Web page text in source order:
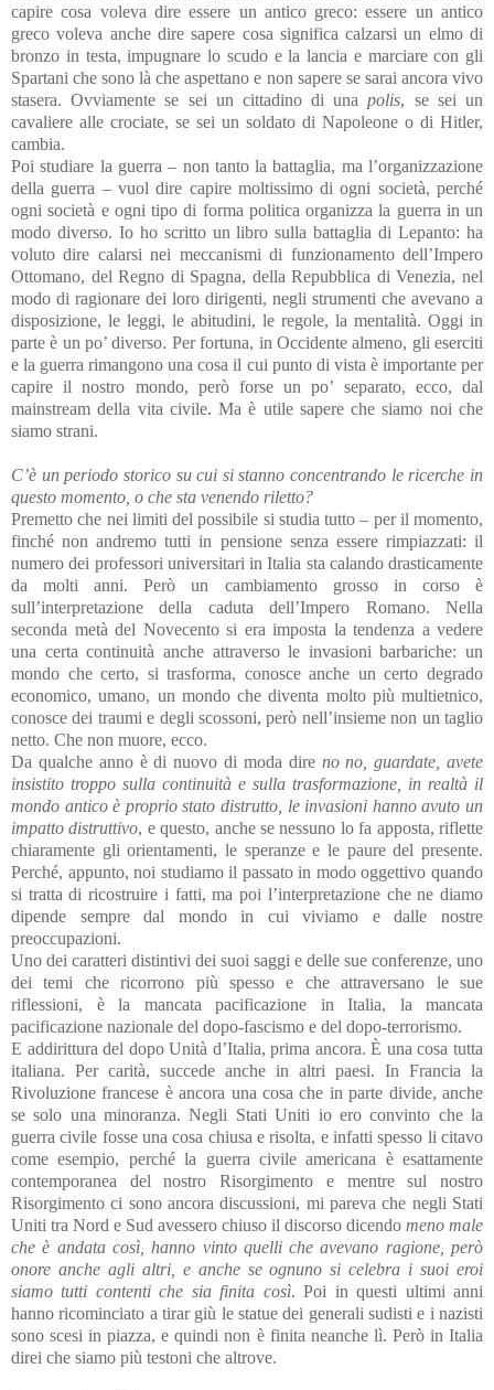
capire cosa voleva dire essere un antico greco: essere un antico
greco voleva anche dire sapere cosa significa calzarsi un elmo di
bronzo in testa, impugnare lo scudo e la lancia e marciare con gli
Spartani che sono là che aspettano e non sapere se sarai ancora vivo
stasera. Ovviamente se sei un cittadino di unapolis, se sei un
cavaliere alle crociate, se sei un soldato di Napoleone o di Hitler,
cambia.
Poi studiare la guerra – non tanto la battaglia, ma l’organizzazione
della guerra – vuol dire capire moltissimo di ogni società, perché
ogni società e ogni tipo di forma politica organizza la guerra in un
modo diverso. Io ho scritto un libro sulla battaglia di Lepanto: ha
voluto dire calarsi nei meccanismi di funzionamento dell’Impero
Ottomano, del Regno di Spagna, della Repubblica di Venezia, nel
modo di ragionare dei loro dirigenti, negli strumenti che avevano a
disposizione, le leggi, le abitudini, le regole, la mentalità. Oggi in
parte è un po’ diverso. Per fortuna, in Occidente almeno, gli eserciti
e la guerra rimangono una cosa il cui punto di vista è importante per
capire il nostro mondo, però forse un po’ separato, ecco, dal
mainstream della vita civile. Ma è utile sapere che siamo noi che
siamo strani.
C’è un periodo storico su cui si stanno concentrando le ricerche in
questo momento, o che sta venendo riletto?
Premetto che nei limiti del possibile si studia tutto – per il momento,
finché non andremo tutti in pensione senza essere rimpiazzati: il
numero dei professori universitari in Italia sta calando drasticamente
da molti anni. Però un cambiamento grosso in corso è
sull’interpretazione della caduta dell’Impero Romano. Nella
seconda metà del Novecento si era imposta la tendenza a vedere
una certa continuità anche attraverso le invasioni barbariche: un
mondo che certo, si trasforma, conosce anche un certo degrado
economico, umano, un mondo che diventa molto più multietnico,
conosce dei traumi e degli scossoni, però nell’insieme non un taglio
netto. Che non muore, ecco.
Da qualche anno è di nuovo di moda dire no no, guardate, avete
insistito troppo sulla continuità e sulla trasformazione, in realtà il
mondo antico è proprio stato distrutto, le invasioni hanno avuto un
impatto distruttivo, e questo, anche se nessuno lo fa apposta, riflette
chiaramente gli orientamenti, le speranze e le paure del presente.
Perché, appunto, noi studiamo il passato in modo oggettivo quando
si tratta di ricostruire i fatti, ma poi l’interpretazione che ne diamo
dipende sempre dal mondo in cui viviamo e dalle nostre
preoccupazioni.
Uno dei caratteri distintivi dei suoi saggi e delle sue conferenze, uno
dei temi che ricorrono più spesso e che attraversano le sue
riflessioni, è la mancata pacificazione in Italia, la mancata
pacificazione nazionale del dopo-fascismo e del dopo-terrorismo.
E addirittura del dopo Unità d’Italia, prima ancora. È una cosa tutta
italiana. Per carità, succede anche in altri paesi. In Francia la
Rivoluzione francese è ancora una cosa che in parte divide, anche
se solo una minoranza. Negli Stati Uniti io ero convinto che la
guerra civile fosse una cosa chiusa e risolta, e infatti spesso li citavo
come esempio, perché la guerra civile americana è esattamente
contemporanea del nostro Risorgimento e mentre sul nostro
Risorgimento ci sono ancora discussioni, mi pareva che negli Stati
Uniti tra Nord e Sud avessero chiuso il discorso dicendo meno male
che è andata così, hanno vinto quelli che avevano ragione, però
onore anche agli altri, e anche se ognuno si celebra i suoi eroi
siamo tutti contenti che sia finita così. Poi in questi ultimi anni
hanno ricominciato a tirar giù le statue dei generali sudisti e i nazisti
sono scesi in piazza, e quindi non è finita neanche lì. Però in Italia
direi che siamo più testoni che altrove.